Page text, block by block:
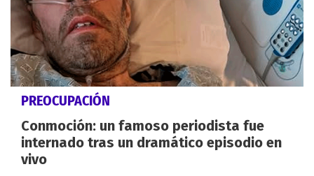
PREOCUPACIÓN
Conmoción: un famoso periodista fue
internado tras un dramático episodio en
vivo